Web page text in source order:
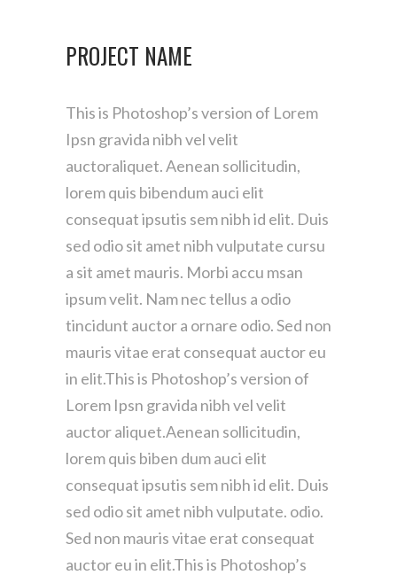
PROJECT NAME
This is Photoshop’s version of Lorem
Ipsn gravida nibh vel velit
auctoraliquet. Aenean sollicitudin,
lorem quis bibendum auci elit
consequat ipsutis sem nibh id elit. Duis
sed odio sit amet nibh vulputate cursu
a sit amet mauris. Morbi accu msan
ipsum velit. Nam nec tellus a odio
tincidunt auctor a ornare odio. Sed non
mauris vitae erat consequat auctor eu
in elit.This is Photoshop’s version of
Lorem Ipsn gravida nibh vel velit
auctor aliquet.Aenean sollicitudin,
lorem quis biben dum auci elit
consequat ipsutis sem nibh id elit. Duis
sed odio sit amet nibh vulputate. odio.
Sed non mauris vitae erat consequat
auctor eu in elit.This is Photoshop’s